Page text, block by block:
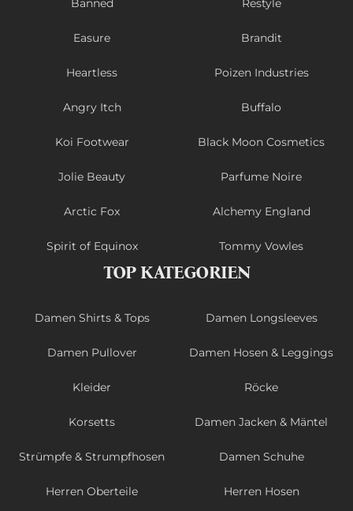
Easure Brandit
Heartless Poizen Industries
Angry Itch Buffalo
Koi Footwear Black Moon Cosmetics
Jolie Beauty Parfume Noire
Arctic Fox Alchemy England
Spirit of Equinox Tommy Vowles
TOP KATEGORIEN
Damen Shirts & Tops Damen Longsleeves
Damen Pullover Damen Hosen & Leggings
Kleider Röcke
Korsetts Damen Jacken & Mäntel
Strümpfe & Strumpfhosen Damen Schuhe
Herren Oberteile Herren Hosen